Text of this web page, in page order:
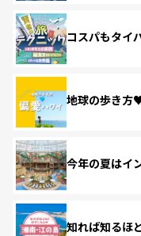
コスパもタイ
地球の歩き方
今年の夏はイ
知れば知るほ